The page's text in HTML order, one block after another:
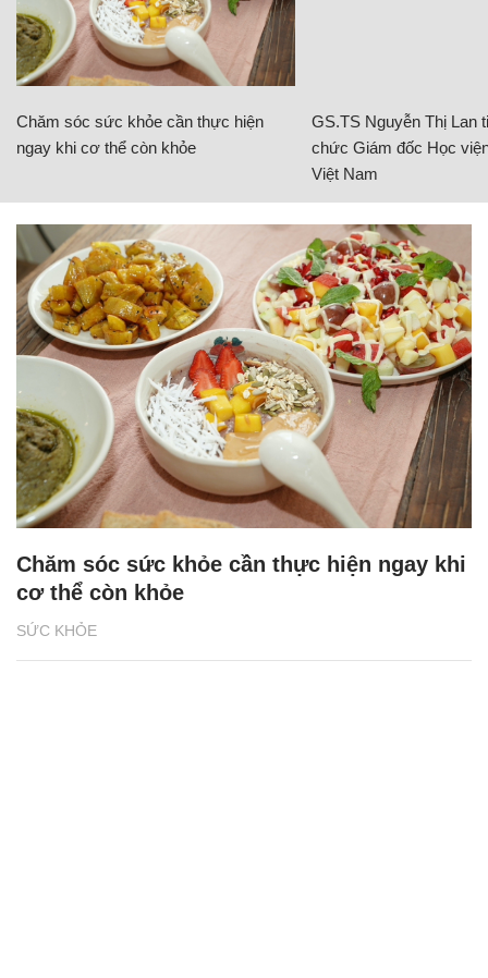
Chăm sóc sức khỏe cần thực hiện
ngay khi cơ thể còn khỏe
GS.TS Nguyễn Thị Lan
chức Giám đốc Học
Việt Nam
SỨC KHỎE
Chăm sóc sức khỏe cần thực hiện ngay khi
cơ thể còn khỏe